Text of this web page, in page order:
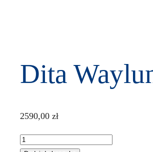
Dita
2590,00 zł
ilość